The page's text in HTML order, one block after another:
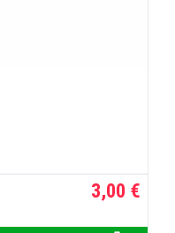
3,00 €